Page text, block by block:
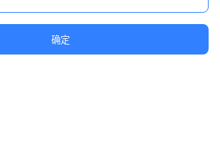
确定